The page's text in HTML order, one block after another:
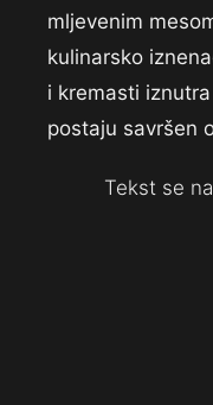
mljevenim
kulinarsko
i kremasti
postaju savršen
Tekst se